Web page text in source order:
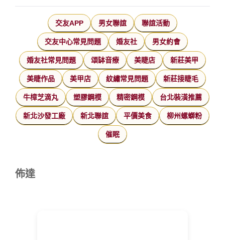
交友APP 男女聯誼 聯誼活動
交友中心常見問題 婚友社 男女約會
婚友社常見問題 頌缽音療 美睫店 新莊美甲
美睫作品 美甲店 紋繡常見問題 新莊接睫毛
牛樟芝滴丸 塑膠鋼模 精密鋼模 台北裝潢推薦
新北沙發工廠 新北聯誼 平價美食 柳州螺螄粉
催眠
佈達